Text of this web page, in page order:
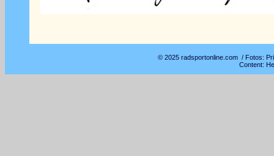
© 2025 radsportonline.com / Fotos:
Content: